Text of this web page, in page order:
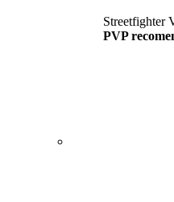
Streetfighter
PVP